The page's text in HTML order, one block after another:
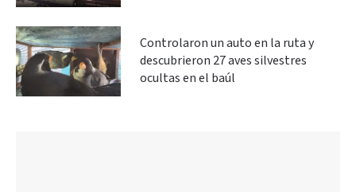
Controlaron un auto en la ruta y
descubrieron 27 aves silvestres
ocultas en el baúl